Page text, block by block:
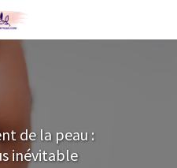
de la peau :
inévitable